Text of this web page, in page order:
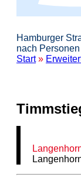
Hamburger
nach
Start»